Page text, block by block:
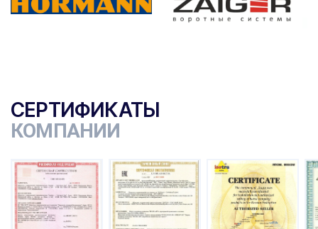
СЕРТИФИКАТЫ
КОМПАНИИ